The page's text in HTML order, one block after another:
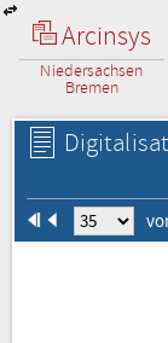
Arcinsys
Niedersachsen
Bremen